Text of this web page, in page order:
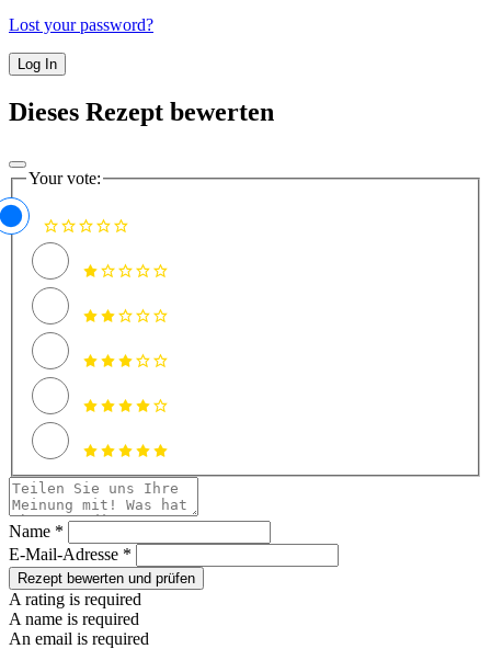
Lost your password?
Dieses Rezept bewerten
Your vote:
Name *
E-Mail-Adresse *
Rezept bewerten und prüfen
A rating is required
A name is required
An email is required